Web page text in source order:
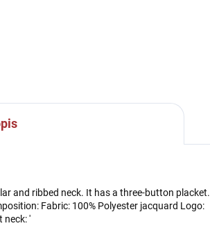
and ribbed neck. It has a three-button placket.
Fabric: 100% Polyester jacquard Logo:
neck: '